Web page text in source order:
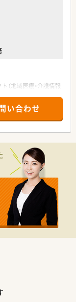
（地域医療・介護情報
推進チームや学会
で有志を募り、やり
けたいという考えで
、離職率5％など従
ンスを実現してい
1位を獲得！
い合わせ